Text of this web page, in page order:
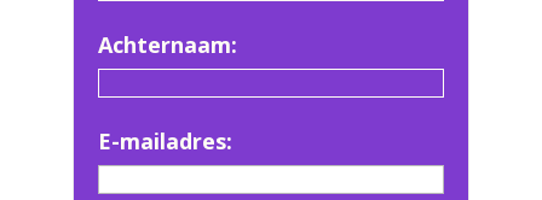
Achternaam:
E-mailadres: